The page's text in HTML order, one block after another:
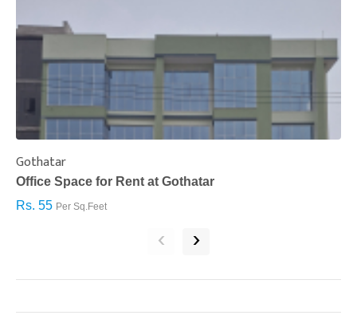
Gothatar
Office Space for Rent at Gothatar
Rs. 55 Per Sq.Feet
‹ ›